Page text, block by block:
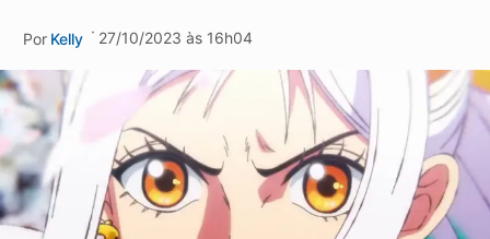
Por Kelly · 27/10/2023 às 16h04